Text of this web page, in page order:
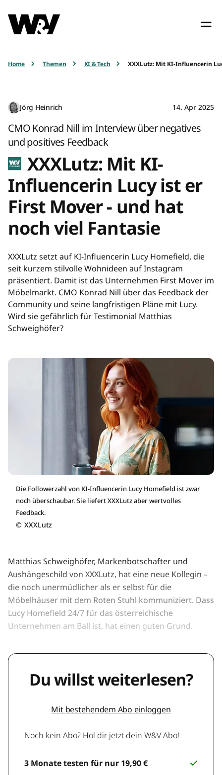
Home Themen KI & Tech XXXLutz: Mit KI-Influencerin
Jörg Heinrich 14. Apr 2025
CMO Konrad Nill im Interview über negatives
und positives Feedback
XXXLutz: Mit KI-
Influencerin Lucy ist er
First Mover - und hat
noch viel Fantasie
XXXLutz setzt auf KI-Influencerin Lucy Homefield, die
seit kurzem stilvolle Wohnideen auf Instagram
präsentiert. Damit ist das Unternehmen First Mover im
Möbelmarkt. CMO Konrad Nill über das Feedback der
Community und seine langfristigen Pläne mit Lucy.
Wird sie gefährlich für Testimonial Matthias
Schweighöfer?
Die Followerzahl von KI-Influencerin Lucy Homefield ist zwar
noch überschaubar. Sie liefert XXXLutz aber wertvolles
Feedback.
© XXXLutz
Matthias Schweighöfer, Markenbotschafter und
Aushängeschild von XXXLutz, hat eine neue Kollegin –
die noch unermüdlicher als er selbst für die
Möbelhäuser mit dem Roten Stuhl kommuniziert. Dass
Lucy Homefield 24/7 für das österreichische
Unternehmen am Ball ist, hat einen guten Grund.
Du willst weiterlesen?
Mit bestehendem Abo einloggen
Noch kein Abo? Hol dir jetzt dein W&V Abo!
3 Monate testen für nur 19,90 €